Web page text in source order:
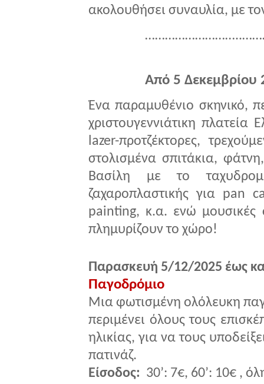
ακολουθήσει συναυλία, με
Από 5 Δεκεμβρίου
Ένα παραμυθένιο σκηνικό,
χριστουγεννιάτικη
lazer-προτζέκτορες,
στολισμένα σπιτάκια,
Βασίλη με το
ζαχαροπλαστικής για pan
painting, κ.α. ενώ μουσικές
πλημυρίζουν το χώρο!
Παρασκευή 5/12/2025 έως
Παγοδρόμιο
Μια φωτισμένη ολόλευκη
περιμένει όλους τους
ηλικίας, για να τους
πατινάζ.
Είσοδος: 30’: 7€, 60’: 10€ ,